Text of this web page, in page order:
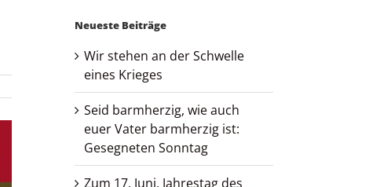
Neueste Beiträge
Wir stehen an der Schwelle
eines Krieges
Seid barmherzig, wie auch
euer Vater barmherzig ist:
Gesegneten Sonntag
Zum 17. Juni, Jahrestag des